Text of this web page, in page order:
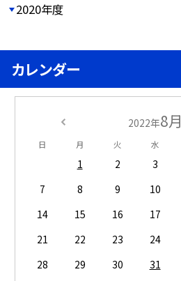
2020年度
カレンダー
2022年8月
日 月 火 水
1 2 3
7
8 9 10
14
15 16 17
21
22 23 24
28
29 30 31